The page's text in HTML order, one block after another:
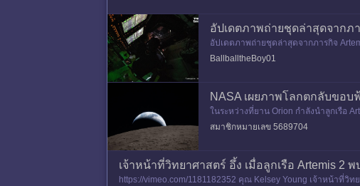
อัปเดตภาพถ่ายชุดล่าสุดจากภ
อัปเดตภาพถ่ายชุดล่าสุดจากภารกิจ
ดนี้ประกอบด้วยภาพของนักบินอวกาศเจเร
BallballtheBoy01
NASA เผยภาพโลกตกลับขอบ
ในระหว่างที่ยาน Orion กำลังนำลูกเรือ
เวลาเช้าที่พระอาทิตย์กำลังขึ้นขอบฟ้า
สมาชิกหมายเลข 5689704
เจ้าหน้าที่วิทยาศาสตร์ อึ้ง เมื่อลูกเรือ Artemis 2
https://vimeo.com/1181182352 คุณ Kelsey Young เจ้าหน้าที่